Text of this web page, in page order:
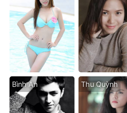
Bình An Thu Quỳnh